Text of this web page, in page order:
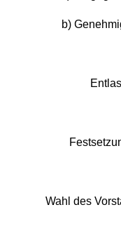
b)
Wahl des